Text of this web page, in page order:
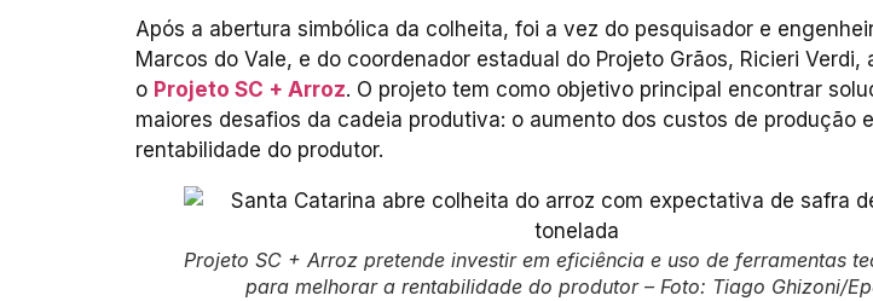
Após a abertura simbólica da colheita, foi a vez do pesquisador e
Marcos do Vale, e do coordenador estadual do Projeto Grãos, Ricieri Verdi,
o Projeto SC + Arroz. O projeto tem como objetivo principal encontrar
maiores desafios da cadeia produtiva: o aumento dos custos de produção
rentabilidade do produtor.
Projeto SC + Arroz pretende investir em eficiência e uso de ferramentas
para melhorar a rentabilidade do produtor – Foto: Tiago Ghizoni/